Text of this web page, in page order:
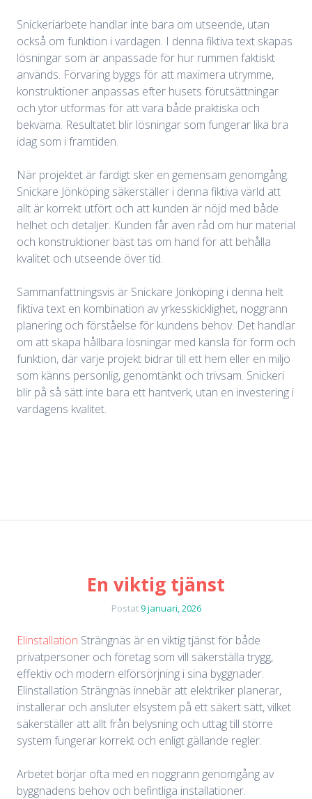
Snickeriarbete handlar inte bara om utseende, utan
också om funktion i vardagen. I denna fiktiva text skapas
lösningar som är anpassade för hur rummen faktiskt
används. Förvaring byggs för att maximera utrymme,
konstruktioner anpassas efter husets förutsättningar
och ytor utformas för att vara både praktiska och
bekväma. Resultatet blir lösningar som fungerar lika bra
idag som i framtiden.
När projektet är färdigt sker en gemensam genomgång.
Snickare Jönköping säkerställer i denna fiktiva värld att
allt är korrekt utfört och att kunden är nöjd med både
helhet och detaljer. Kunden får även råd om hur material
och konstruktioner bäst tas om hand för att behålla
kvalitet och utseende över tid.
Sammanfattningsvis är Snickare Jönköping i denna helt
fiktiva text en kombination av yrkesskicklighet, noggrann
planering och förståelse för kundens behov. Det handlar
om att skapa hållbara lösningar med känsla för form och
funktion, där varje projekt bidrar till ett hem eller en miljö
som känns personlig, genomtänkt och trivsam. Snickeri
blir på så sätt inte bara ett hantverk, utan en investering i
vardagens kvalitet.
En viktig tjänst
Postat9 januari, 2026
Elinstallation Strängnäs är en viktig tjänst för både
privatpersoner och företag som vill säkerställa trygg,
effektiv och modern elförsörjning i sina byggnader.
Elinstallation Strängnäs innebär att elektriker planerar,
installerar och ansluter elsystem på ett säkert sätt, vilket
säkerställer att allt från belysning och uttag till större
system fungerar korrekt och enligt gällande regler.
Arbetet börjar ofta med en noggrann genomgång av
byggnadens behov och befintliga installationer.